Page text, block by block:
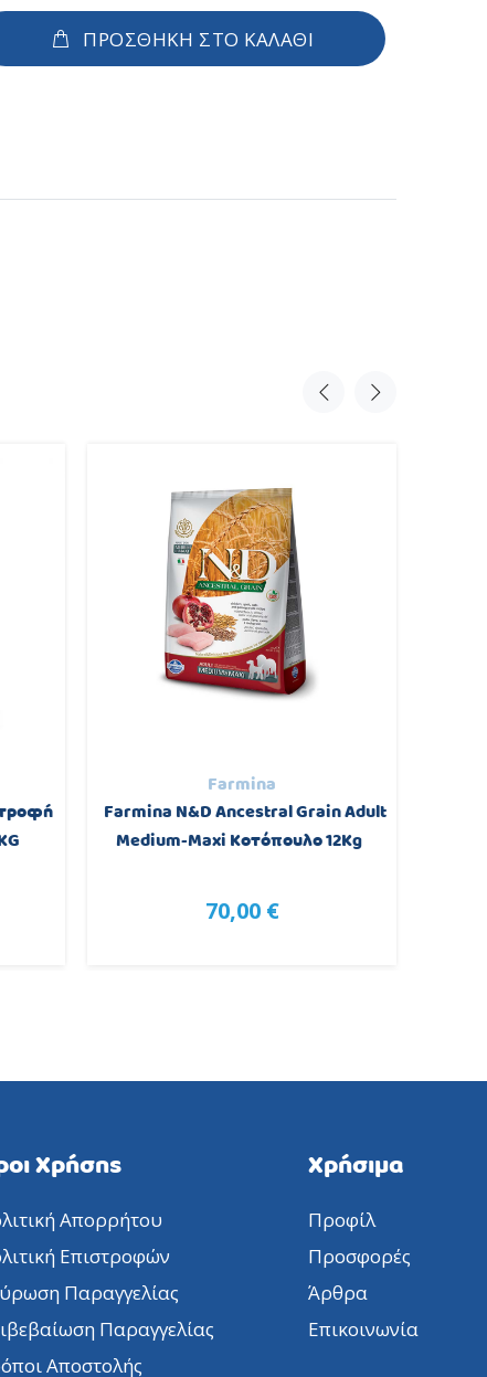
ΠΡΟΣΘΗΚΗ ΣΤΟ ΚΑΛΑΘΙ
Farmina
Farmina N&D Ancestral Grain Adult
Medium-Maxi Κοτόπουλο 12Kg
70,00 €
Χρήσης
Απορρήτου
Επιστροφών
Παραγγελίας
Παραγγελίας
Αποστολής
Χρήσιμα
Προφίλ
Προσφορές
Άρθρα
Επικοινωνία